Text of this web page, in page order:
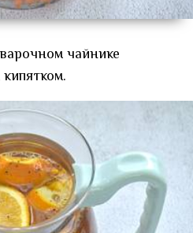
чайнике